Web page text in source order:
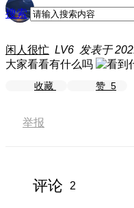
搜索
闲人很忙 LV6 发表于
大家看看有什么吗
收藏 赞 5
举报
评论 2